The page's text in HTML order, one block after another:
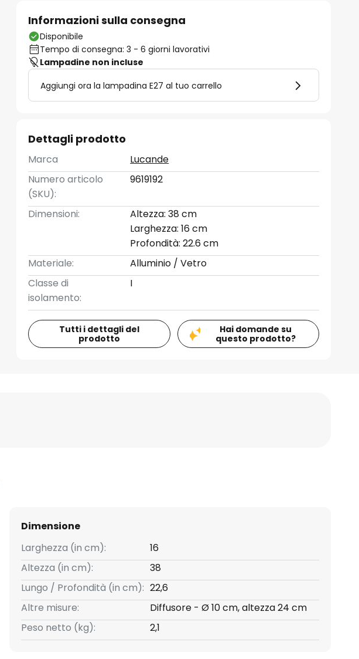
Informazioni sulla consegna
Disponibile
Tempo di consegna: 3 - 6 giorni lavorativi
Lampadine non incluse
Aggiungi ora la lampadina E27 al tuo carrello
Dettagli prodotto
Marca
Lucande
Numero articolo
(SKU):
9619192
Dimensioni:
Altezza: 38 cm
Larghezza: 16 cm
Profondità: 22.6 cm
Materiale:
Alluminio / Vetro
Classe di
isolamento:
I
Tutti i dettagli del
prodotto
Hai domande su
questo prodotto?
Dimensione
Larghezza (in cm):
16
Altezza (in cm):
38
Lungo / Profondità (in cm): 22,6
Altre misure:
Diffusore - Ø 10 cm, altezza 24 cm
Peso netto (kg):
2,1